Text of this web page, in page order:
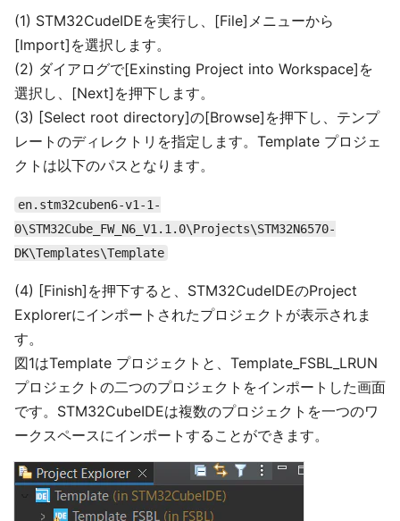
(1) STM32CudeIDEを実行し、[File]メニューから
[Import]を選択します。
(2) ダイアログで[Exinsting Project into Workspace]を
選択し、[Next]を押下します。
(3) [Select root directory]の[Browse]を押下し、テンプ
レートのディレクトリを指定します。Template プロジェ
クトは以下のパスとなります。
en.stm32cuben6-v1-1-
0\STM32Cube_FW_N6_V1.1.0\Projects\STM32N6570-
DK\Templates\Template
(4) [Finish]を押下すると、STM32CudeIDEのProject
Explorerにインポートされたプロジェクトが表示されま
す。
図1はTemplate プロジェクトと、Template_FSBL_LRUN
プロジェクトの二つのプロジェクトをインポートした画面
です。STM32CubeIDEは複数のプロジェクトを一つのワ
ークスペースにインポートすることができます。